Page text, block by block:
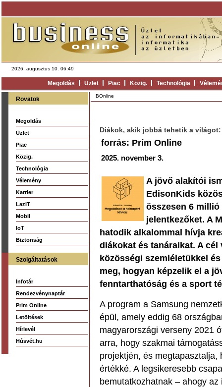
2026. augusztus 10. 06:49
Megoldás Üzlet Piac Közig. Technológia
Rovatok
Megoldás
Üzlet
Piac
Közig.
Technológia
Vélemény
Karrier
LazIT
Mobil
IoT
Biztonság
Szolgáltatások
Infotár
Rendezvénynaptár
Prim Online
Letöltések
Hírlevél
Húsvét.hu
BOnline
Diákok, akik jobbá tehetik a
forrás: Prím Online
2025. november 3.
A jövő alakítói
EdisonKids
összesen 6
jelentkezőket. A
hatodik alkalommal hívja
diákokat és tanáraikat. A
közösségi szemléletükkel
meg, hogyan képzelik el a
fenntarthatóság és a sport
A program a Samsung
épül, amely eddig 68
magyarországi verseny 2021
arra, hogy szakmai
projektjén, és
értékké. A legsikeresebb
bemutatkozhatnak – ahogy